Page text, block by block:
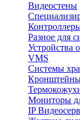
Видеостены
Разное для
Устройства
VMS
Системы
Кронштейны
Мониторы
IP